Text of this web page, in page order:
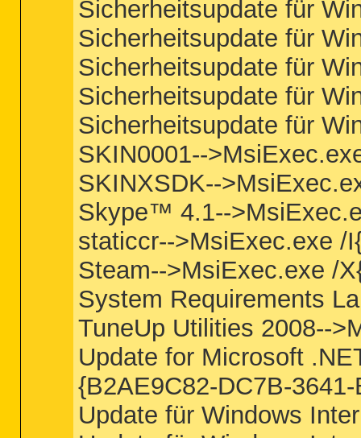
Sicherheitsupdate für
Sicherheitsupdate für
Sicherheitsupdate für
Sicherheitsupdate für
Sicherheitsupdate für
SKIN0001--
SKINXSDK--
Skype™ 4.1--
staticcr-->MsiExec.exe /
Steam-->MsiExec.exe /
System Requirements
TuneUp Utilities 2008--
Update for Microsoft
{B2AE9C82-DC7B-
Update für Windows